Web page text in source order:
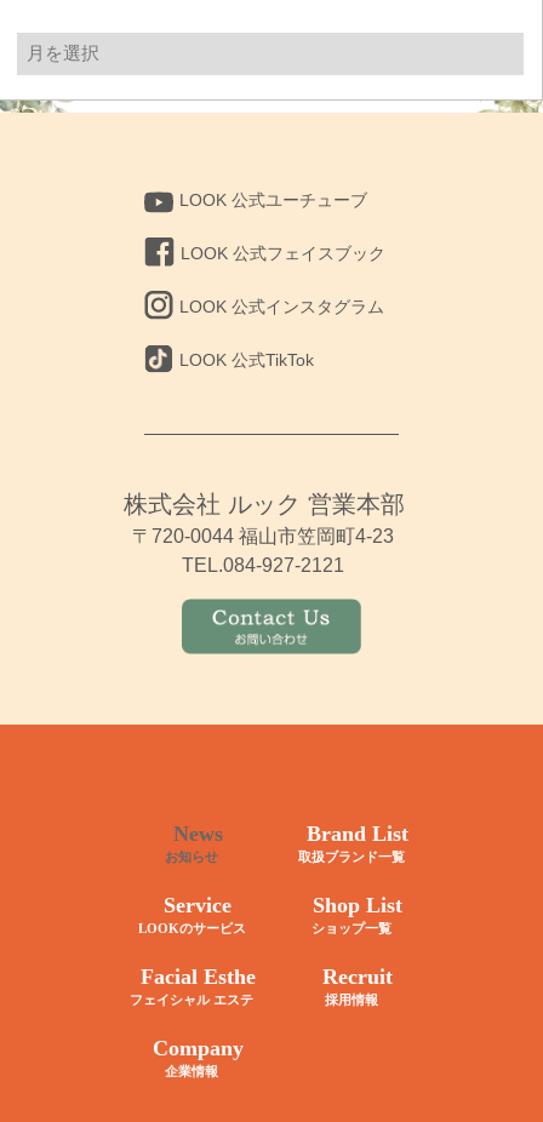
去
投
LOOK 公式ユーチューブ
LOOK 公式フェイスブック
LOOK 公式インスタグラム
LOOK 公式TikTok
株式会社 ルック 営業本部
〒720-0044 福山市笠岡町4-23
TEL.084-927-2121
News
お知らせ
Brand List
取扱ブランド一覧
Service
LOOKのサービス
Shop List
ショップ一覧
Facial Esthe
フェイシャル エステ
Recruit
採用情報
Company
企業情報